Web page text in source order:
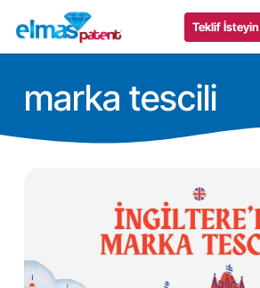
Teklif İsteyin
marka tescili